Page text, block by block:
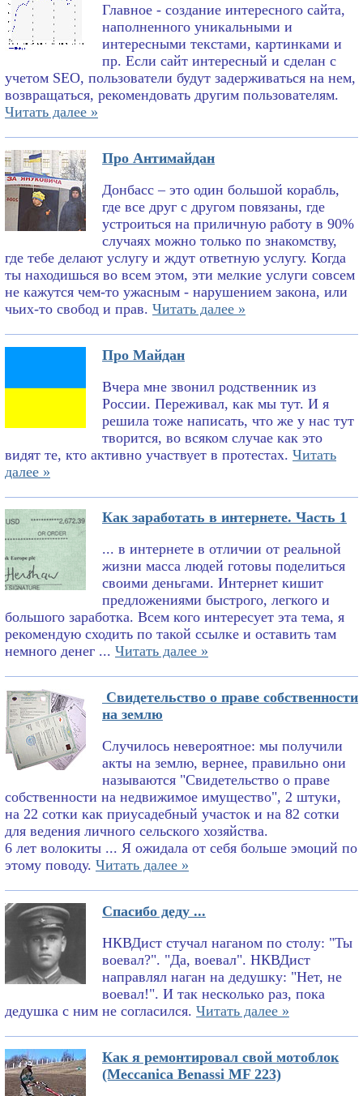
Главное - создание интересного сайта,
наполненного уникальными и
интересными текстами, картинками и
пр. Если сайт интересный и сделан с
учетом SEO, пользователи будут задерживаться на нем,
возвращаться, рекомендовать другим пользователям.
Читать далее »
Про Антимайдан
Донбасс – это один большой корабль,
где все друг с другом повязаны, где
устроиться на приличную работу в 90%
случаях можно только по знакомству,
где тебе делают услугу и ждут ответную услугу. Когда
ты находишься во всем этом, эти мелкие услуги совсем
не кажутся чем-то ужасным - нарушением закона, или
чьих-то свобод и прав. Читать далее »
Про Майдан
Вчера мне звонил родственник из
России. Переживал, как мы тут. И я
решила тоже написать, что же у нас тут
творится, во всяком случае как это
видят те, кто активно участвует в протестах. Читать
далее »
Как заработать в интернете. Часть 1
... в интернете в отличии от реальной
жизни масса людей готовы поделиться
своими деньгами. Интернет кишит
предложениями быстрого, легкого и
большого заработка. Всем кого интересует эта тема, я
рекомендую сходить по такой ссылке и оставить там
немного денег ... Читать далее »
Свидетельство о праве собственности
на землю
Случилось невероятное: мы получили
акты на землю, вернее, правильно они
называются "Свидетельство о праве
собственности на недвижимое имущество", 2 штуки,
на 22 сотки как приусадебный участок и на 82 сотки
для ведения личного сельского хозяйства.
6 лет волокиты ... Я ожидала от себя больше эмоций по
этому поводу. Читать далее »
Спасибо деду ...
НКВДист стучал наганом по столу: "Ты
воевал?". "Да, воевал". НКВДист
направлял наган на дедушку: "Нет, не
воевал!". И так несколько раз, пока
дедушка с ним не согласился. Читать далее »
Как я ремонтировал свой мотоблок
(Meccanica Benassi MF 223)